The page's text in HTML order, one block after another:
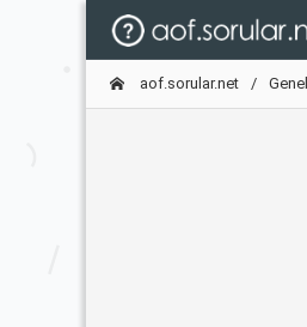
aof.sorular.net